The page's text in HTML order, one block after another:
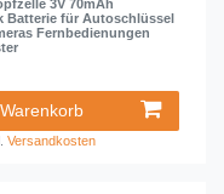
3V 70mAh
Batterie für Autoschlüssel
Fernbedienungen
Versandkosten